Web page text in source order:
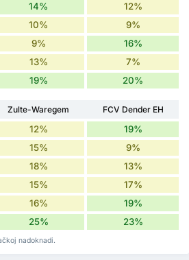
14% 12%
10% 9%
9% 16%
13% 7%
19% 20%
Zulte-Waregem
FCV Dender EH
12% 19%
15% 9%
18% 13%
15% 17%
16% 19%
25% 23%
nadoknadi.